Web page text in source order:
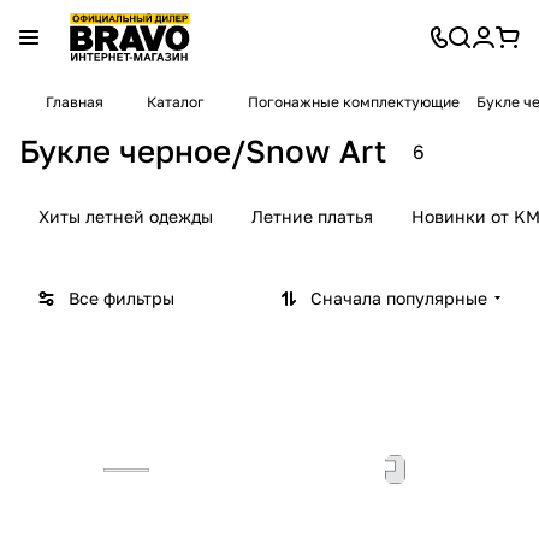
Главная Каталог Погонажные комплектующие Букле
Букле черное/Snow Art 6
Хиты летней одежды Летние платья Новинки от
Все фильтры Сначала популярные